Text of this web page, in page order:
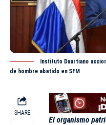
Instituto Duartiano
de hombre abatido en SFM
SHARE
El organismo